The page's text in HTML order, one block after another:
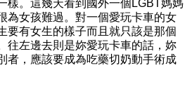
樣。這幾天看到國外一個LGBT媽媽
為女孩難過。對一個愛玩卡車的女
要有女生的樣子而且就只該是那個
往左邊去則是妳愛玩卡車的話，妳
者，應該要成為吃藥切奶動手術成